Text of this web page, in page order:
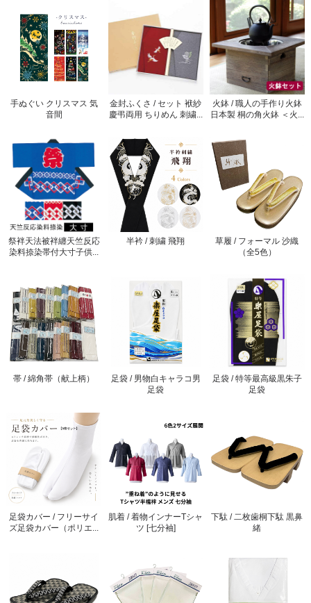
手ぬぐい クリスマス 気
音間
金封ふくさ / セット 袱紗
慶弔両用 ちりめん 刺繍...
火鉢 / 職人の手作り火鉢
日本製 桐の角火鉢 ＜火...
祭袢天法被袢纏天竺反応
染料捺染帯付大寸子供...
半衿 / 刺繍 飛翔
草履 / フォーマル 沙織
（全5色）
帯 / 綿角帯（献上柄）
足袋 / 男物白キャラコ男
足袋
足袋 / 特等最高級黒朱子
足袋
足袋カバー / フリーサイ
ズ足袋カバー（ポリエ...
肌着 / 着物インナーTシャ
ツ [七分袖]
下駄 / 二枚歯桐下駄 黒鼻
緒